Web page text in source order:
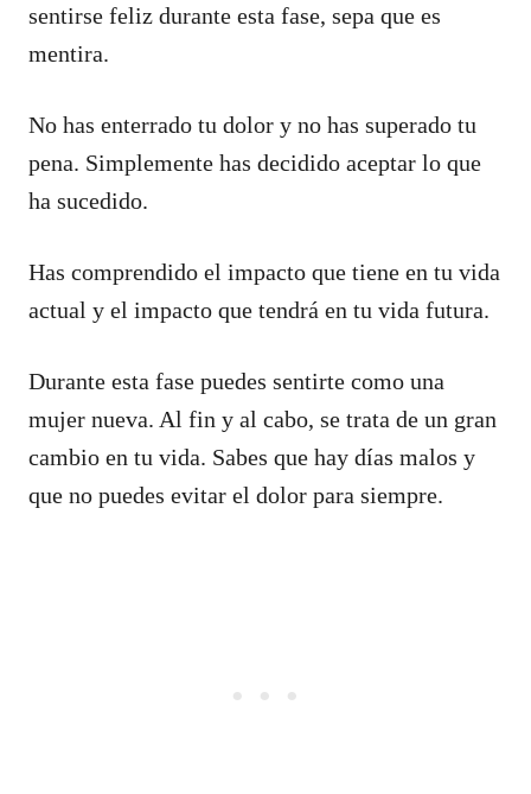
sentirse feliz durante esta fase, sepa que es
mentira.
No has enterrado tu dolor y no has superado tu
pena. Simplemente has decidido aceptar lo que
ha sucedido.
Has comprendido el impacto que tiene en tu vida
actual y el impacto que tendrá en tu vida futura.
Durante esta fase puedes sentirte como una
mujer nueva. Al fin y al cabo, se trata de un gran
cambio en tu vida. Sabes que hay días malos y
que no puedes evitar el dolor para siempre.